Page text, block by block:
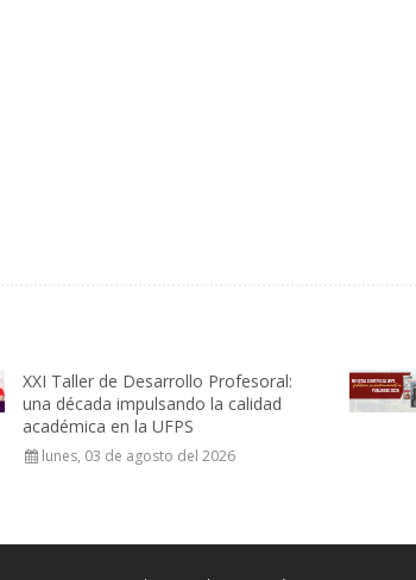
XXI Taller de Desarrollo Profesoral:
una década impulsando la calidad
académica en la UFPS
lunes, 03 de agosto del 2026